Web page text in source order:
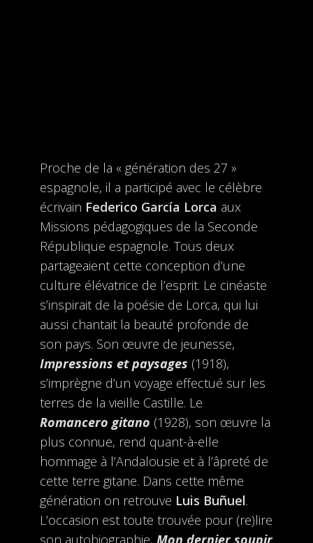
Proche de la « génération des 27 »
espagnole, il a participé avec le célèbre
écrivain Federico García Lorca aux
Missions pédagogiques de la Seconde
République espagnole. Tous deux
partageaient cette conception d’une
culture élévatrice de l’esprit. Le cinéaste
s’inspirait de la poésie de Lorca, qui lui
aussi chantait la beauté profonde de
son pays. Son œuvre de jeunesse,
Impressions et paysages (1918),
s’imprègne d’un voyage effectué sur les
terres de la vieille Castille. Le
Romancero gitano (1928), son œuvre la
plus connue, rend quant-à-elle
hommage à l’Andalousie et à l’âpreté de
cette terre gitane. Dans cette même
génération on retrouve Luis Buñuel.
L’occasion est toute trouvée pour (re)lire
son autobiographie, Mon dernier soupir